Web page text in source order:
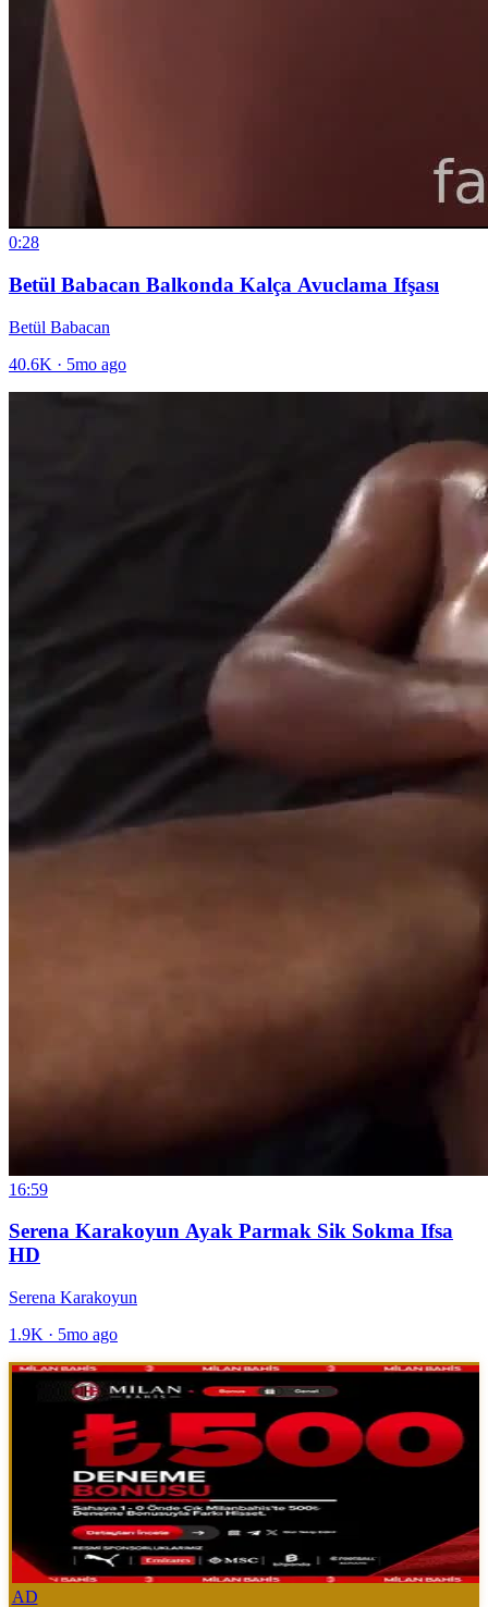
0:28
Betül Babacan Balkonda Kalça Avuclama Ifşası
Betül Babacan
40.6K · 5mo ago
16:59
Serena Karakoyun Ayak Parmak Sik Sokma Ifsa
HD
Serena Karakoyun
1.9K · 5mo ago
AD